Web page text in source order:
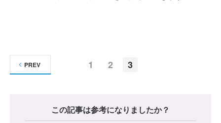
1 2 3
PREV
この記事は参考になりましたか？